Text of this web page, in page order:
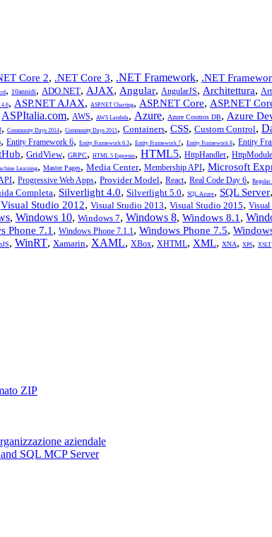
Core 2, .NET Core 3, .NET Framework, .NET
, 10annidi, ADO.NET, AJAX, Angular, AngularJS, Architettura,
4.6, ASP.NET AJAX, ASP.NET Charting, ASP.NET Core, ASP.NET
ASPItalia.com, AWS, AWS Lambda , Azure, Azure Cosmos DB, Azure
, Community Days 2014, Community Days 2015, Containers, CSS, Custom Control,
, Entity Framework 6, Entity Framework 6.3, Entity Framework 7, Entity Framework 8, Entity
, GridView, GRPC, HTML 5 Espresso, HTML5, HttpHandler, HttpModule
Learning, Master Pages, Media Center, Membership API, Microsoft
, Progressive Web Apps, Provider Model, React, Real Code Day 6, Regular
Completa, Silverlight 4.0, Silverlight 5.0, SQL Azure, SQL Server,
Visual Studio 2012, Visual Studio 2013, Visual Studio 2015, Visual
, Windows 10, Windows 7, Windows 8, Windows 8.1 ,
Phone 7.1 , Windows Phone 7.1.1 , Windows Phone 7.5,
, WinRT, Xamarin, XAML, XBox, XHTML, XML, XNA, XPS, XSLT
ZIP
aziendale
SQL MCP Server